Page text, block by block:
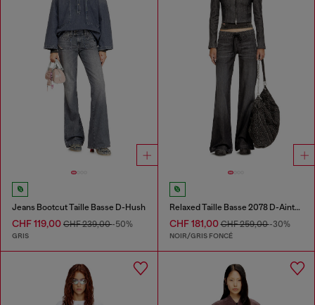
Jeans Bootcut Taille Basse D-Hush
CHF 119,00 CHF 239,00-50%
GRIS
Relaxed Taille Basse 2078 D-Ainty Joggjeans®
CHF 181,00CHF 259,00-30%
NOIR/GRIS FONCÉ